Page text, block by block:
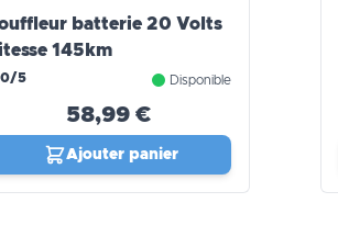
batterie 20 Volts
145km
0/5 Disponible
58,99 €
Ajouter panier